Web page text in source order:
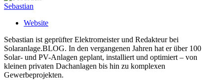
Sebastian
Website
Sebastian ist geprüfter Elektromeister und Redakteur bei
Solaranlage.BLOG. In den vergangenen Jahren hat er über 100
Solar- und PV-Anlagen geplant, installiert und optimiert – von
kleinen privaten Dachanlagen bis hin zu komplexen
Gewerbeprojekten.